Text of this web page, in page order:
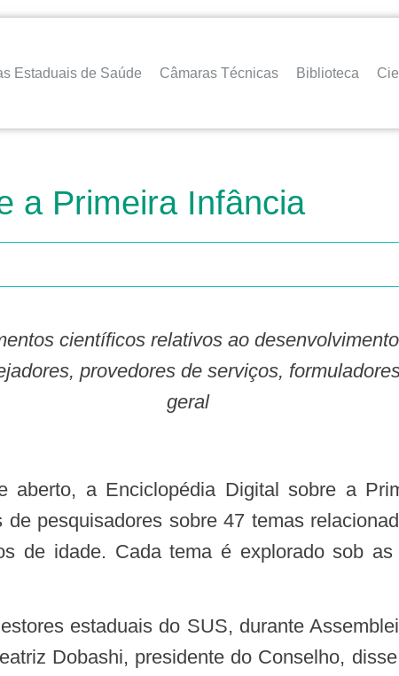
Estaduais de Saúde Câmaras Técnicas Biblioteca
a Primeira Infância
provedores de serviços,
geral
pesquisadores sobre 47 temas
de idade. Cada tema é explorado sob
Dobashi, presidente do Conselho,